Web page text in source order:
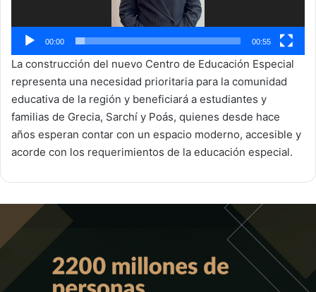
00:00 00:55
La construcción del nuevo Centro de Educación Especial
representa una necesidad prioritaria para la comunidad
educativa de la región y beneficiará a estudiantes y
familias de Grecia, Sarchí y Poás, quienes desde hace
años esperan contar con un espacio moderno, accesible y
acorde con los requerimientos de la educación especial.